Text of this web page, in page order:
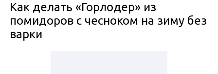
Как делать «Горлодер» из
помидоров с чесноком на зиму без
варки